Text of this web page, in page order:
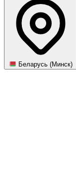
Беларусь (Минск)